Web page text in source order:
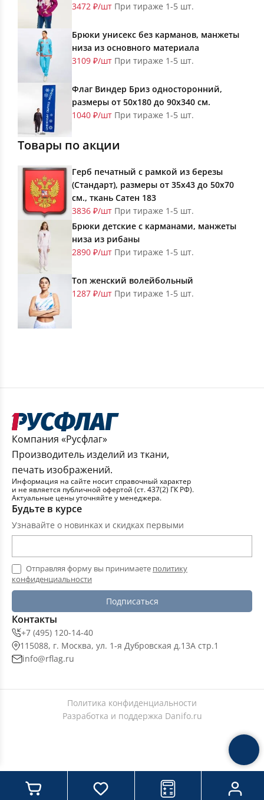
3472 ₽/шт При тираже 1-5 шт.
Брюки унисекс без карманов, манжеты
низа из основного материала
3109 ₽/шт При тираже 1-5 шт.
Флаг Виндер Бриз односторонний,
размеры от 50х180 до 90х340 см.
1040 ₽/шт При тираже 1-5 шт.
Товары по акции
Герб печатный с рамкой из березы
(Стандарт), размеры от 35х43 до 50х70
см., ткань Сатен 183
3836 ₽/шт При тираже 1-5 шт.
Брюки детские с карманами, манжеты
низа из рибаны
2890 ₽/шт При тираже 1-5 шт.
Топ женский волейбольный
1287 ₽/шт При тираже 1-5 шт.
Компания «Русфлаг»
Производитель изделий из ткани,
печать изображений.
Информация на сайте носит справочный характер
и не является публичной офертой (ст. 437(2) ГК РФ).
Актуальные цены уточняйте у менеджера.
Будьте в курсе
Узнавайте о новинках и скидках первыми
Отправляя форму вы принимаете политику
конфиденциальности
Подписаться
Контакты
+7 (495) 120-14-40
115088, г. Москва, ул. 1-я Дубровская д.13А стр.1
info@rflag.ru
Политика конфиденциальности
Разработка и поддержка Danifo.ru